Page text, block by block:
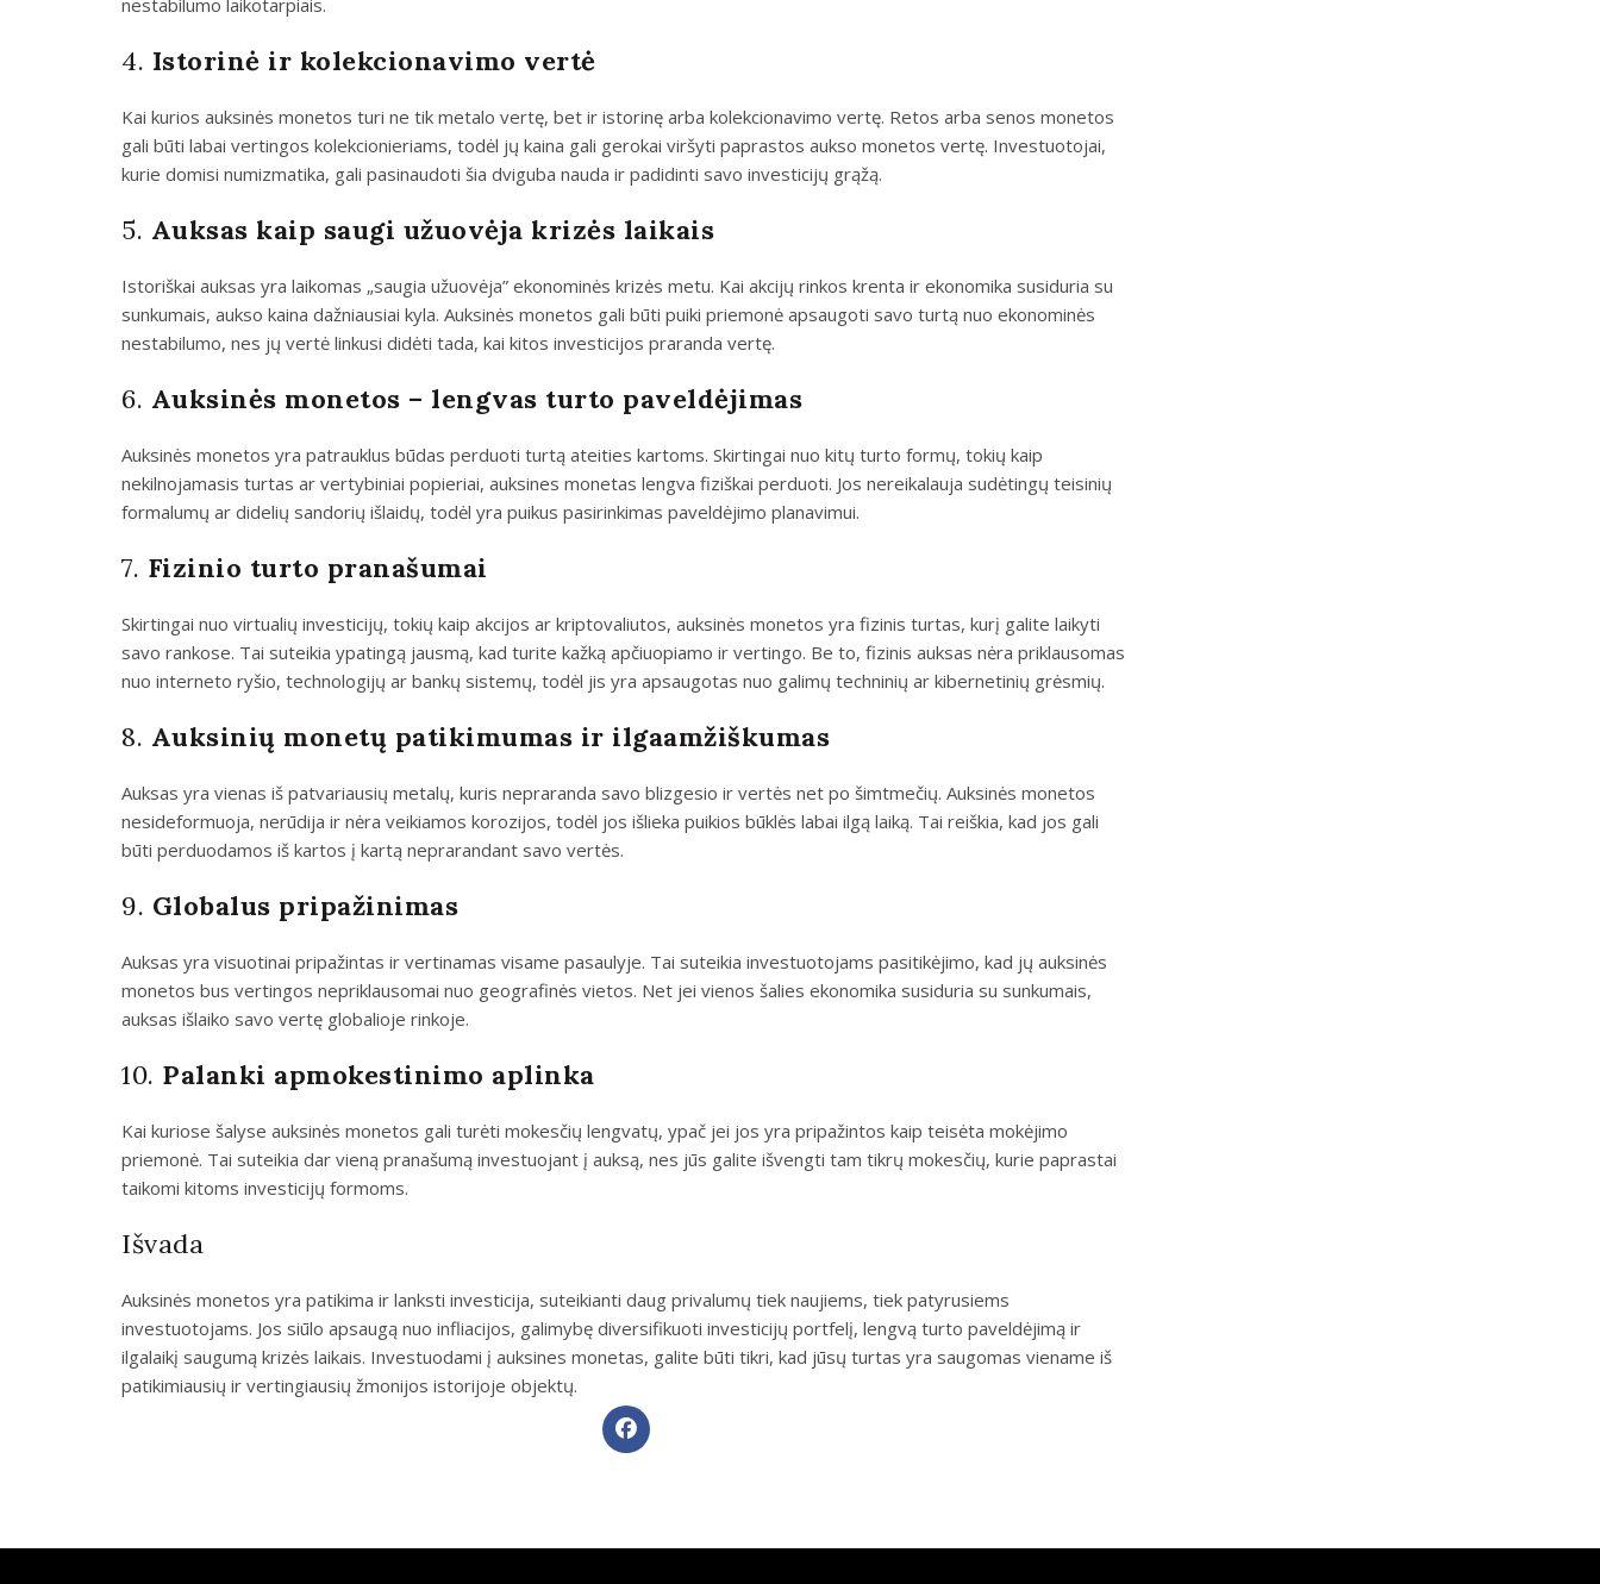
4. Istorinė ir kolekcionavimo vertė
Kai kurios auksinės monetos turi ne tik metalo vertę, bet ir istorinę arba kolekcionavimo vertę. Retos arba senos monetos
gali būti labai vertingos kolekcionieriams, todėl jų kaina gali gerokai viršyti paprastos aukso monetos vertę. Investuotojai,
kurie domisi numizmatika, gali pasinaudoti šia dviguba nauda ir padidinti savo investicijų grąžą.
5. Auksas kaip saugi užuovėja krizės laikais
Istoriškai auksas yra laikomas „saugia užuovėja” ekonominės krizės metu. Kai akcijų rinkos krenta ir ekonomika susiduria su
sunkumais, aukso kaina dažniausiai kyla. Auksinės monetos gali būti puiki priemonė apsaugoti savo turtą nuo ekonominės
nestabilumo, nes jų vertė linkusi didėti tada, kai kitos investicijos praranda vertę.
6. Auksinės monetos – lengvas turto paveldėjimas
Auksinės monetos yra patrauklus būdas perduoti turtą ateities kartoms. Skirtingai nuo kitų turto formų, tokių kaip
nekilnojamasis turtas ar vertybiniai popieriai, auksines monetas lengva fiziškai perduoti. Jos nereikalauja sudėtingų teisinių
formalumų ar didelių sandorių išlaidų, todėl yra puikus pasirinkimas paveldėjimo planavimui.
7. Fizinio turto pranašumai
Skirtingai nuo virtualių investicijų, tokių kaip akcijos ar kriptovaliutos, auksinės monetos yra fizinis turtas, kurį galite laikyti
savo rankose. Tai suteikia ypatingą jausmą, kad turite kažką apčiuopiamo ir vertingo. Be to, fizinis auksas nėra priklausomas
nuo interneto ryšio, technologijų ar bankų sistemų, todėl jis yra apsaugotas nuo galimų techninių ar kibernetinių grėsmių.
8. Auksinių monetų patikimumas ir ilgaamžiškumas
Auksas yra vienas iš patvariausių metalų, kuris nepraranda savo blizgesio ir vertės net po šimtmečių. Auksinės monetos
nesideformuoja, nerūdija ir nėra veikiamos korozijos, todėl jos išlieka puikios būklės labai ilgą laiką. Tai reiškia, kad jos gali
būti perduodamos iš kartos į kartą neprarandant savo vertės.
9. Globalus pripažinimas
Auksas yra visuotinai pripažintas ir vertinamas visame pasaulyje. Tai suteikia investuotojams pasitikėjimo, kad jų auksinės
monetos bus vertingos nepriklausomai nuo geografinės vietos. Net jei vienos šalies ekonomika susiduria su sunkumais,
auksas išlaiko savo vertę globalioje rinkoje.
10. Palanki apmokestinimo aplinka
Kai kuriose šalyse auksinės monetos gali turėti mokesčių lengvatų, ypač jei jos yra pripažintos kaip teisėta mokėjimo
priemonė. Tai suteikia dar vieną pranašumą investuojant į auksą, nes jūs galite išvengti tam tikrų mokesčių, kurie paprastai
taikomi kitoms investicijų formoms.
Išvada
Auksinės monetos yra patikima ir lanksti investicija, suteikianti daug privalumų tiek naujiems, tiek patyrusiems
investuotojams. Jos siūlo apsaugą nuo infliacijos, galimybę diversifikuoti investicijų portfelį, lengvą turto paveldėjimą ir
ilgalaikį saugumą krizės laikais. Investuodami į auksines monetas, galite būti tikri, kad jūsų turtas yra saugomas viename iš
patikimiausių ir vertingiausių žmonijos istorijoje objektų.